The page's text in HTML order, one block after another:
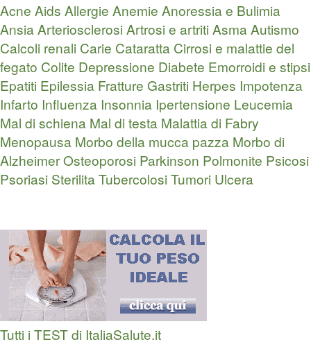
Acne Aids Allergie Anemie Anoressia e Bulimia
AnsiaArteriosclerosiArtrosi e artritiAsmaAutismo
Calcoli renali Carie Cataratta Cirrosi e malattie del
fegato Colite Depressione Diabete Emorroidi e stipsi
Epatiti Epilessia Fratture Gastriti Herpes Impotenza
Infarto Influenza Insonnia Ipertensione Leucemia
Mal di schiena Mal di testa Malattia di Fabry
Menopausa Morbo della mucca pazza Morbo di
AlzheimerOsteoporosi Parkinson Polmonite Psicosi
Psoriasi SterilitaTubercolosiTumori Ulcera
Tutti i TEST di ItaliaSalute.it